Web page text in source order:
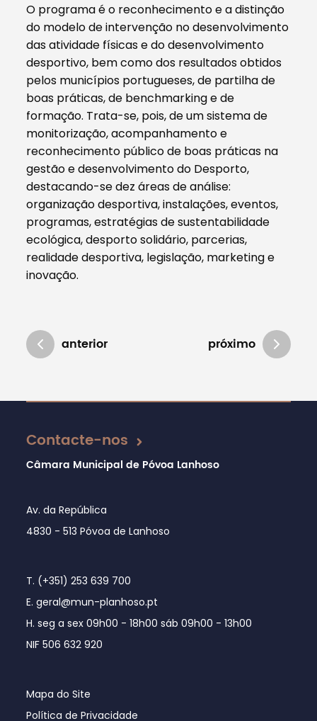
O programa é o reconhecimento e a distinção
do modelo de intervenção no desenvolvimento
das atividade físicas e do desenvolvimento
desportivo, bem como dos resultados obtidos
pelos municípios portugueses, de partilha de
boas práticas, de benchmarking e de
formação. Trata-se, pois, de um sistema de
monitorização, acompanhamento e
reconhecimento público de boas práticas na
gestão e desenvolvimento do Desporto,
destacando-se dez áreas de análise:
organização desportiva, instalações, eventos,
programas, estratégias de sustentabilidade
ecológica, desporto solidário, parcerias,
realidade desportiva, legislação, marketing e
inovação.
anterior próximo
Atualizado em 30/11/2018
Contacte-nos
Câmara Municipal de Póvoa Lanhoso
Av. da República
4830 - 513 Póvoa de Lanhoso
T. (+351) 253 639 700
E. geral@mun-planhoso.pt
H. seg a sex 09h00 - 18h00 sáb 09h00 - 13h00
NIF 506 632 920
Mapa do Site
Política de Privacidade